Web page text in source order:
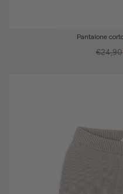
Pantalone
€24,90